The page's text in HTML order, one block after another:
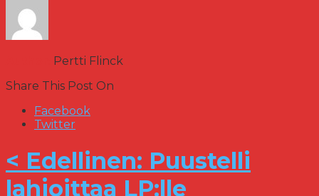
Pertti Flinck
Share This Post On
Facebook
Twitter
< Edellinen: Puustelli
lahjoittaa LP:lle